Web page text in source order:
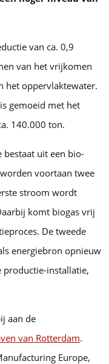
van ca. 0,9
van het vrijkomen
het oppervlaktewater.
gemoeid met het
140.000 ton.
bestaat uit een bio-
voortaan twee
stroom wordt
komt biogas vrij
De tweede
energiebron opnieuw
productie-installatie,
aan de
van Rotterdam.
Europe,